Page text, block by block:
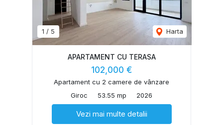
1 / 5 Harta
APARTAMENT CU TERASA
102,000 €
Apartament cu 2 camere de vânzare
Giroc
53.55 mp 2026
Vezi mai multe detalii